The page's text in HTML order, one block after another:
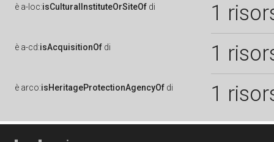
è a-loc:isCulturalInstituteOrSiteOf di 1
è a-cd:isAcquisitionOf di 1
è arco:isHeritageProtectionAgencyOf di 1